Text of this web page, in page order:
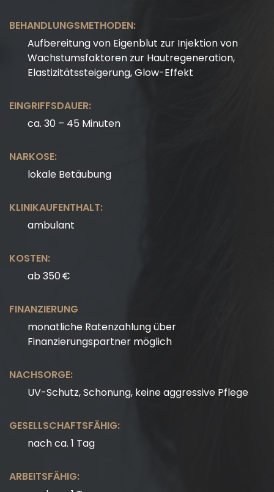
BEHANDLUNGSMETHODEN:
Aufbereitung von Eigenblut zur Injektion von
Wachstumsfaktoren zur Hautregeneration,
Elastizitätssteigerung, Glow-Effekt
EINGRIFFSDAUER:
ca. 30 – 45 Minuten
NARKOSE:
lokale Betäubung
KLINIKAUFENTHALT:
ambulant
KOSTEN:
ab 350 €
FINANZIERUNG
monatliche Ratenzahlung über
Finanzierungspartner möglich
NACHSORGE:
UV-Schutz, Schonung, keine aggressive Pflege
GESELLSCHAFTSFÄHIG:
nach ca. 1 Tag
ARBEITSFÄHIG: